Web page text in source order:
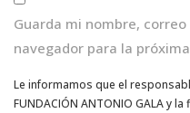
Guarda mi nombre,
navegador para la
Le informamos que el
FUNDACIÓN ANTONIO GALA y